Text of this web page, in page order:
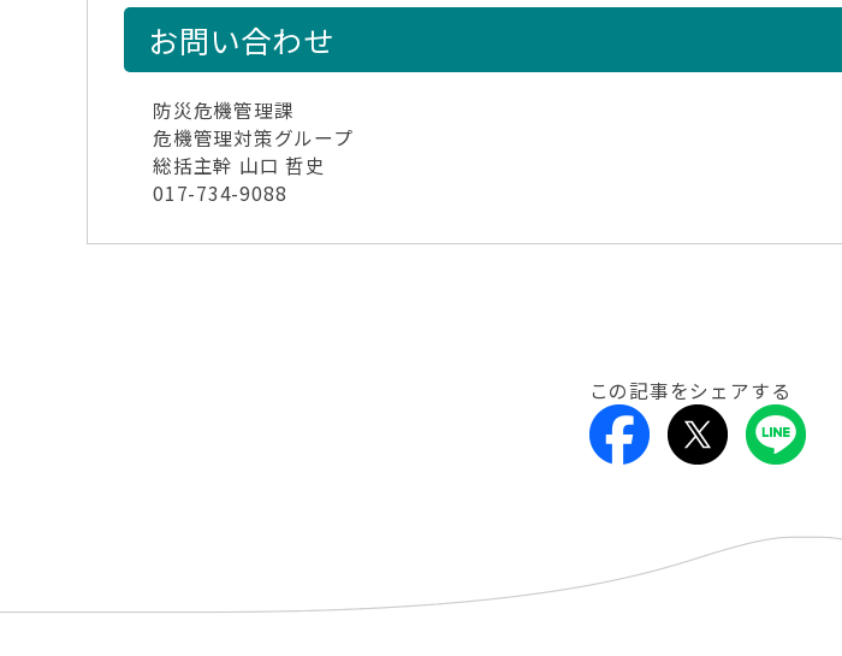
お問い合わせ
防災危機管理課
危機管理対策グループ
総括主幹 山口 哲史
017-734-9088
この記事をシェアする